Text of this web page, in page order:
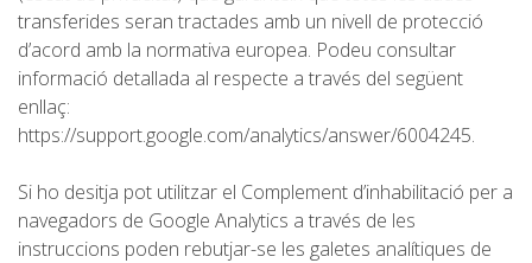
transferides seran tractades amb un nivell de protecció
d’acord amb la normativa europea. Podeu consultar
informació detallada al respecte a través del següent
enllaç:
https://support.google.com/analytics/answer/6004245.
Si ho desitja pot utilitzar el Complement d’inhabilitació per a
navegadors de Google Analytics a través de les
instruccions poden rebutjar-se les galetes analítiques de